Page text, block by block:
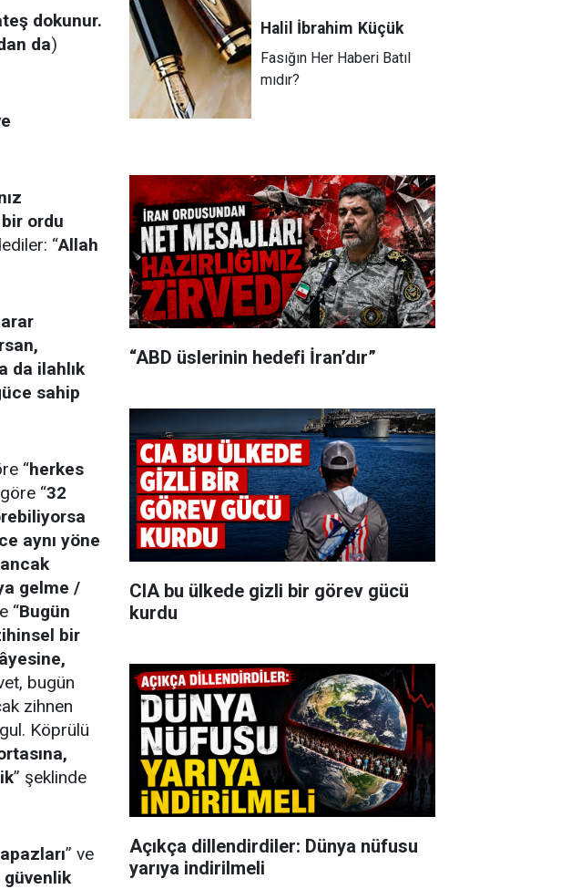
dokunur.
da)
ordu
“Allah
da ilahlık
sahip
“herkes
“32
aynı yöne
gelme /
“Bugün
bir
bugün
zihnen
Köprülü
” şeklinde
” ve
güvenlik
Halil İbrahim Küçük
Fasığın Her Haberi Batıl
mıdır?
“ABD üslerinin hedefi İran’dır”
CIA bu ülkede gizli bir görev gücü
kurdu
Açıkça dillendirdiler: Dünya nüfusu
yarıya indirilmeli